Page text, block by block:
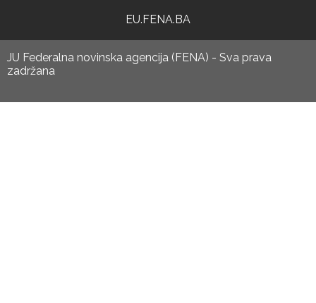
EU.FENA.BA
JU Federalna novinska agencija (FENA) - Sva prava
zadržana